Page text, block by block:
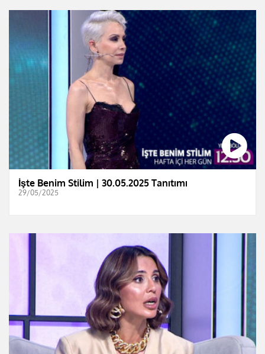
İşte Benim Stilim | 30.05.2025 Tanıtımı
29/05/2025